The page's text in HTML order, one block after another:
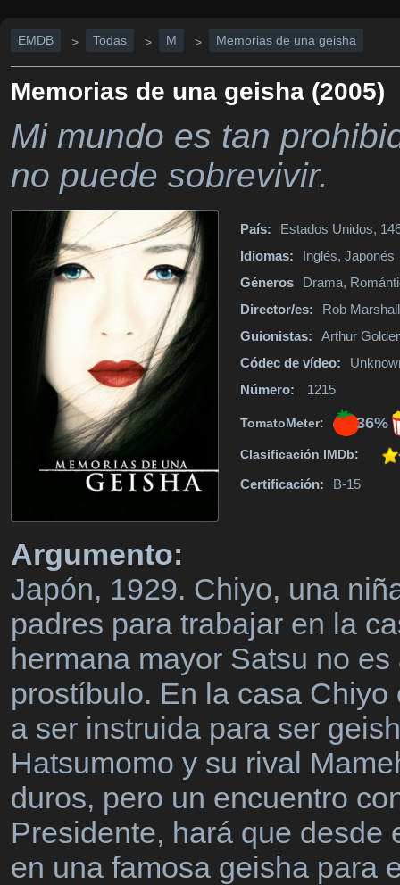
EMDB > Todas > M > Memorias de una geisha
Memorias de una geisha (2005)
Mi mundo es tan
no puede sobrevivir.
País:
Estados Unidos,
Idiomas:
Inglés, Japonés
Géneros
Drama,
Director/es:
Rob Marshall
Guionistas:
Arthur
Códec de vídeo:
Número:
1215
TomatoMeter: 36%
Clasificación IMDb:
Certificación: B-15
Argumento:
Japón, 1929. Chiyo, una
padres para trabajar en la
hermana mayor Satsu no
prostíbulo. En la casa
a ser instruida para ser
Hatsumomo y su rival
duros, pero un encuentro
Presidente, hará que desde
en una famosa geisha para